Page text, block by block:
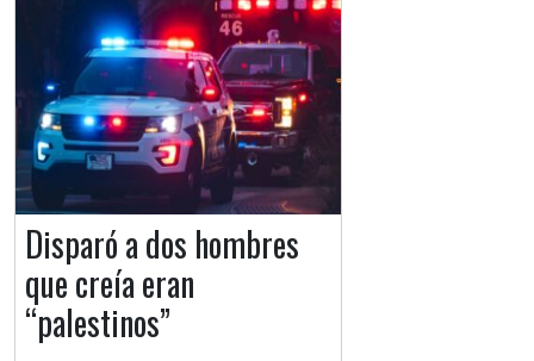
Disparó a dos hombres
que creía eran
“palestinos”